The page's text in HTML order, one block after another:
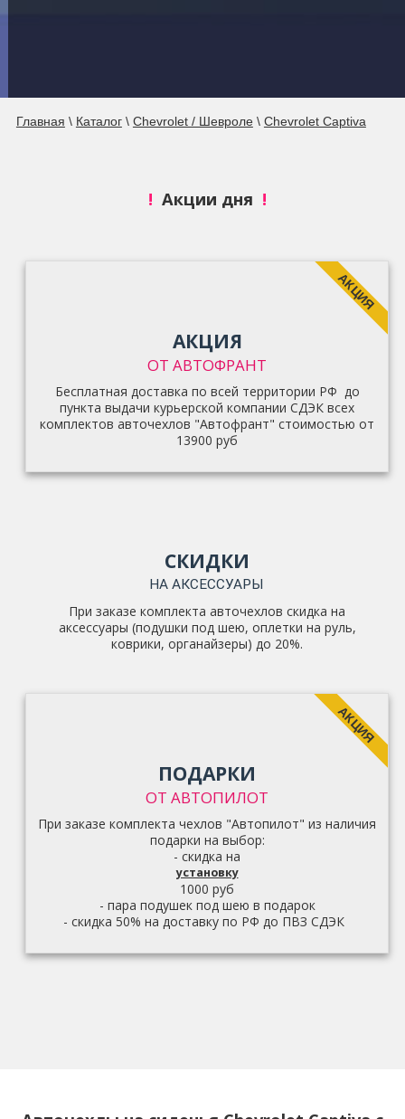
Главная \ Каталог \ Chevrolet / Шевроле \ Chevrolet Captiva
! Акции дня !
АКЦИЯ
ОТ АВТОФРАНТ
Бесплатная доставка по всей территории РФ до
пункта выдачи курьерской компании СДЭК всех
комплектов авточехлов "Автофрант" стоимостью от
13900 руб
АКЦИЯ
СКИДКИ
НА АКСЕССУАРЫ
При заказе комплекта авточехлов скидка на
аксессуары (подушки под шею, оплетки на руль,
коврики, органайзеры) до 20%.
ПОДАРКИ
ОТ АВТОПИЛОТ
При заказе комплекта чехлов "Автопилот" из наличия
подарки на выбор:
- скидка на
установку
1000 руб
- пара подушек под шею в подарок
- скидка 50% на доставку по РФ до ПВЗ СДЭК
АКЦИЯ